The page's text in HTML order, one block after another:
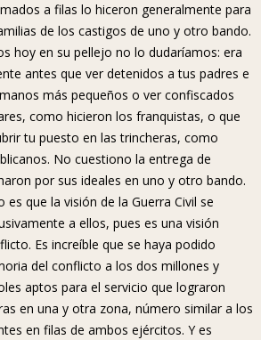
a filas lo hiceron generalmente para
de los castigos de uno y otro bando.
hoy en su pellejo no lo dudaríamos: era
antes que ver detenidos a tus padres e
más pequeños o ver confiscados
como hicieron los franquistas, o que
tu puesto en las trincheras, como
No cuestiono la entrega de
por sus ideales en uno y otro bando.
es que la visión de la Guerra Civil se
a ellos, pues es una visión
Es increíble que se haya podido
del conflicto a los dos millones y
aptos para el servicio que lograron
en una y otra zona, número similar a los
en filas de ambos ejércitos. Y es